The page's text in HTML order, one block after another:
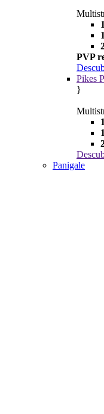
PVP
Pikes
}
Panigale